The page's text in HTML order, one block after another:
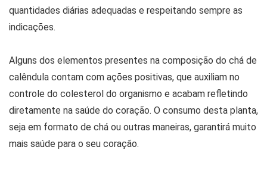
quantidades diárias adequadas e respeitando sempre as
indicações.
Alguns dos elementos presentes na composição do chá de
calêndula contam com ações positivas, que auxiliam no
controle do colesterol do organismo e acabam refletindo
diretamente na saúde do coração. O consumo desta planta,
seja em formato de chá ou outras maneiras, garantirá muito
mais saúde para o seu coração.